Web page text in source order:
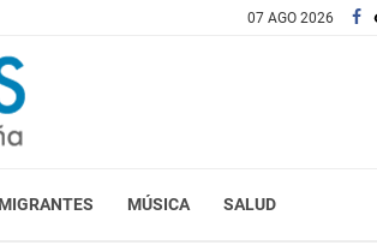
07 AGO 2026
MIGRANTES MÚSICA SALUD